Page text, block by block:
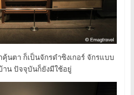
นตา ก็เป็นจักรดำซิงเกอร์ จักรแบบ
น ปัจจุบันก็ยังมีใช้อยู่